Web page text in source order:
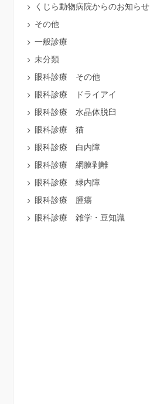
くじら動物病院からのお知らせ
その他
一般診療
未分類
眼科診療 その他
眼科診療 ドライアイ
眼科診療 水晶体脱臼
眼科診療 猫
眼科診療 白内障
眼科診療 網膜剥離
眼科診療 緑内障
眼科診療 腫瘍
眼科診療 雑学・豆知識